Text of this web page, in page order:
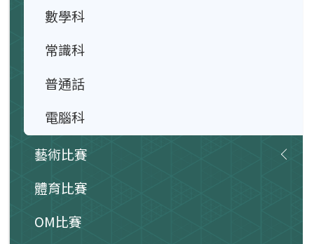
數學科
常識科
普通話
電腦科
藝術比賽
體育比賽
OM比賽